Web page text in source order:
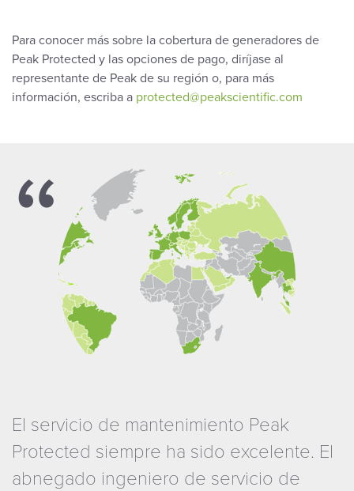
Para conocer más sobre la cobertura de generadores de
Peak Protected y las opciones de pago, diríjase al
representante de Peak de su región o, para más
información, escriba a protected@peakscientific.com
El servicio de mantenimiento Peak
Protected siempre ha sido excelente. El
abnegado ingeniero de servicio de